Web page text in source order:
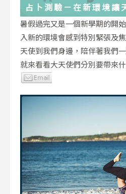
占卜測驗－在新環境讓
暑假過完又是一個新學期的開
入新的環境會感到特別緊張及
天使到我們身邊，陪伴著我們
就來看看大天使們分別要帶來